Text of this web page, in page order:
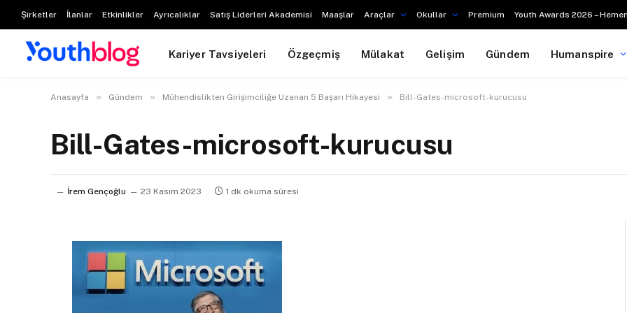
Şirketler İlanlar Etkinlikler Ayrıcalıklar Satış Liderleri Akademisi Maaşlar Araçlar Okullar Premium Youth Awards 2026 –
Kariyer Tavsiyeleri Özgeçmiş Mülakat Gelişim Gündem Humanspire
Anasayfa » Gündem » Mühendislikten Girişimciliğe Uzanan 5 Başarı Hikayesi » Bill-Gates-microsoft-kurucusu
Bill-Gates-microsoft-kurucusu
İrem Gençoğlu 23 Kasım 2023 1 dk okuma süresi